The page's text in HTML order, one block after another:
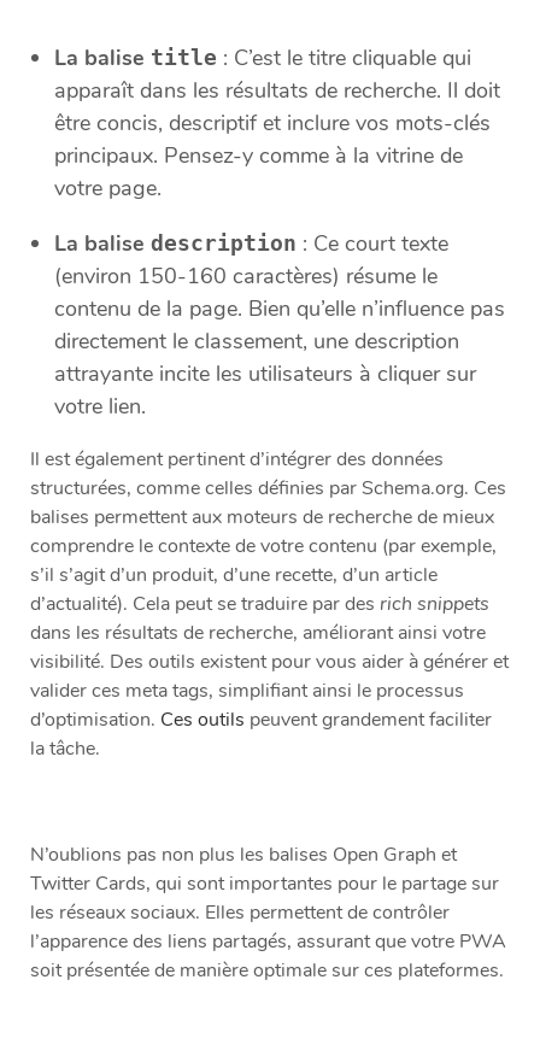
La balise title : C’est le titre cliquable qui
apparaît dans les résultats de recherche. Il doit
être concis, descriptif et inclure vos mots-clés
principaux. Pensez-y comme à la vitrine de
votre page.
La balise description : Ce court texte
(environ 150-160 caractères) résume le
contenu de la page. Bien qu’elle n’influence pas
directement le classement, une description
attrayante incite les utilisateurs à cliquer sur
votre lien.
Il est également pertinent d’intégrer des données
structurées, comme celles définies par Schema.org. Ces
balises permettent aux moteurs de recherche de mieux
comprendre le contexte de votre contenu (par exemple,
s’il s’agit d’un produit, d’une recette, d’un article
d’actualité). Cela peut se traduire par des rich snippets
dans les résultats de recherche, améliorant ainsi votre
visibilité. Des outils existent pour vous aider à générer et
valider ces meta tags, simplifiant ainsi le processus
d’optimisation. Ces outils peuvent grandement faciliter
la tâche.
N’oublions pas non plus les balises Open Graph et
Twitter Cards, qui sont importantes pour le partage sur
les réseaux sociaux. Elles permettent de contrôler
l’apparence des liens partagés, assurant que votre PWA
soit présentée de manière optimale sur ces plateformes.